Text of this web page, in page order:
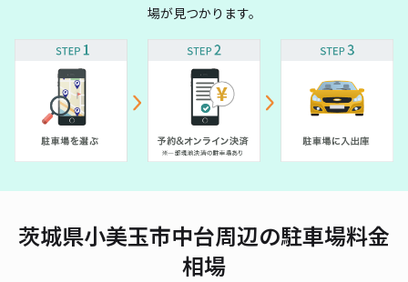
場が見つかります。
茨城県小美玉市中台周辺の駐車場料金
相場